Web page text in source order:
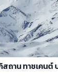
สถาน ทาชเคนต์